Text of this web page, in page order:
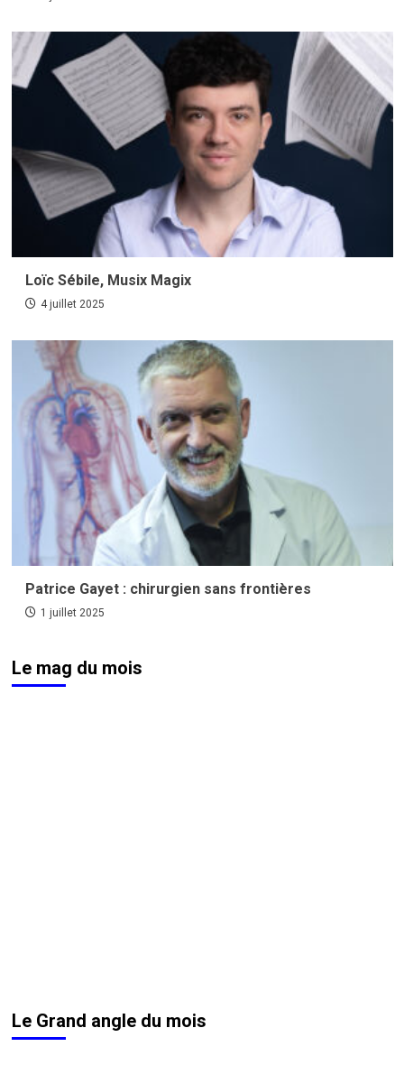
Loïc Sébile, Musix Magix
4 juillet 2025
Patrice Gayet : chirurgien sans frontières
1 juillet 2025
Le mag du mois
Le Grand angle du mois